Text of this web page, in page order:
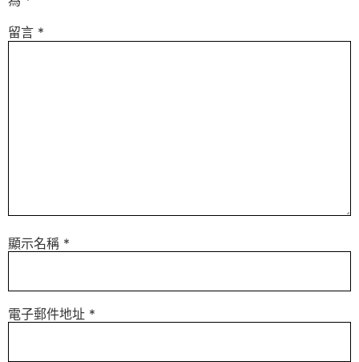
留言 *
顯示名稱 *
電子郵件地址 *